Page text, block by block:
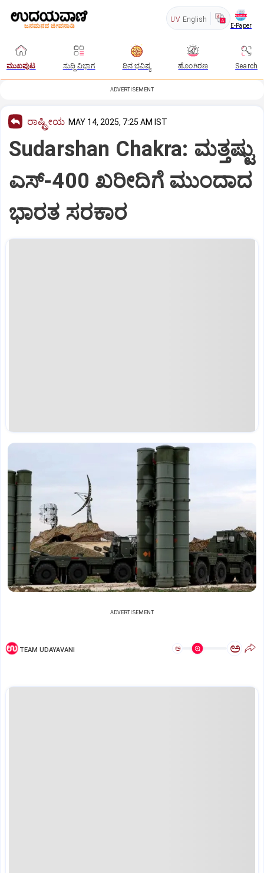
UV English
E-Paper
ಮುಖಪುಟ ಸುದ್ದಿ ವಿಭಾಗ ದಿನ ಭವಿಷ್ಯ ಹೊಂಗಿರಣ Search
ADVERTISEMENT
ರಾಷ್ಟ್ರೀಯ MAY 14, 2025, 7:25 AM IST
Sudarshan Chakra: ಮತ್ತಷ್ಟು
ಎಸ್‌-400 ಖರೀದಿಗೆ ಮುಂದಾದ
ಭಾರತ ಸರಕಾರ
ADVERTISEMENT
TEAM UDAYAVANI ಅ ಅ